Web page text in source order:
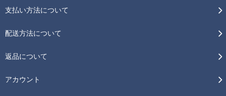
支払い方法について
配送方法について
返品について
アカウント